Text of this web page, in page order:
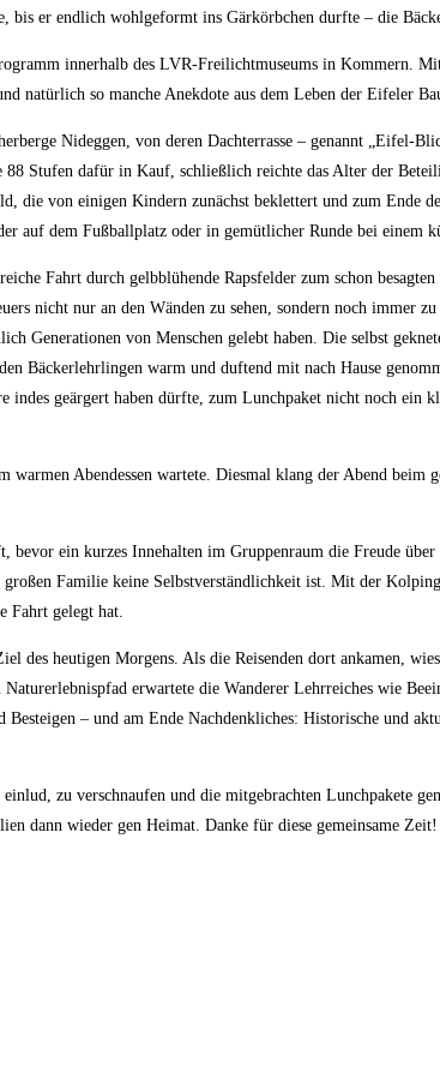
er endlich wohlgeformt ins Gärkörbchen durfte – die
innerhalb des LVR-Freilichtmuseums in Kommern.
natürlich so manche Anekdote aus dem Leben der Eifeler
Nideggen, von deren Dachterrasse – genannt „Eifel-
Stufen dafür in Kauf, schließlich reichte das Alter der
die von einigen Kindern zunächst beklettert und zum Ende
auf dem Fußballplatz oder in gemütlicher Runde bei einem
Fahrt durch gelbblühende Rapsfelder zum schon
nicht nur an den Wänden zu sehen, sondern noch immer
Generationen von Menschen gelebt haben. Die selbst
Bäckerlehrlingen warm und duftend mit nach Hause
geärgert haben dürfte, zum Lunchpaket nicht noch ein
Abendessen wartete. Diesmal klang der Abend beim
ein kurzes Innehalten im Gruppenraum die Freude
Familie keine Selbstverständlichkeit ist. Mit der
Fahrt gelegt hat.
des heutigen Morgens. Als die Reisenden dort ankamen,
erwartete die Wanderer Lehrreiches wie
– und am Ende Nachdenkliches: Historische und
zu verschnaufen und die mitgebrachten Lunchpakete
dann wieder gen Heimat. Danke für diese gemeinsame Zeit!